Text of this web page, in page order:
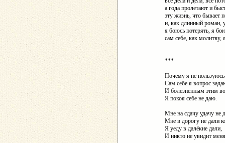
а года пролетают и
эту жизнь, что бывает
и, как длинный роман,
я боюсь потерять, я
сам себе, как молитву,
***
Почему я не
Сам себе я вопрос
И болезненным этим
Я покоя себе не даю.
Мне на сдачу удачу не
Мне в дорогу не дали
Я уеду в далëкие дали,
И никто не увидит